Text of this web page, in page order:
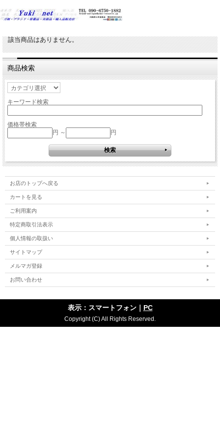
該当商品はありません。
商品検索
キーワード検索
価格帯検索
円 ～
円
お店のトップへ戻る
カートを見る
ご利用案内
特定商取引法表示
個人情報の取扱い
サイトマップ
メルマガ登録
お問い合わせ
表示：スマートフォン｜ PC
Copyright (C) All Rights Reserved.